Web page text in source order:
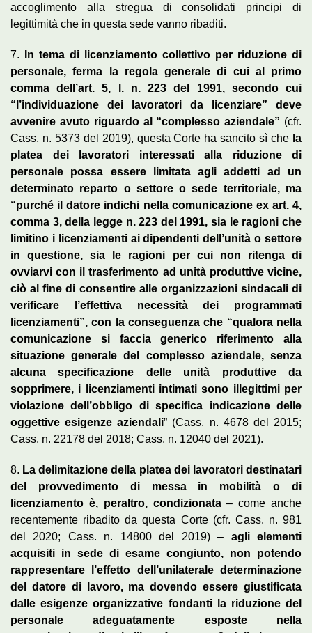
accoglimento alla stregua di consolidati principi di
legittimità che in questa sede vanno ribaditi.
7.
In tema di licenziamento collettivo per riduzione di
personale, ferma la regola generale di cui al primo
comma dell’art. 5, l. n. 223 del 1991, secondo cui
“l’individuazione dei lavoratori da licenziare” deve
avvenire avuto riguardo al “complesso aziendale” (cfr.
Cass. n. 5373 del 2019), questa Corte ha sancito sì che la
platea dei lavoratori interessati alla riduzione di
personale possa essere limitata agli addetti ad un
determinato reparto o settore o sede territoriale, ma
“purché il datore indichi nella comunicazione ex art. 4,
comma 3, della legge n. 223 del 1991, sia le ragioni che
limitino i licenziamenti ai dipendenti dell’unità o settore
in questione, sia le ragioni per cui non ritenga di
ovviarvi con il trasferimento ad unità produttive vicine,
ciò al fine di consentire alle organizzazioni sindacali di
verificare l’effettiva necessità dei programmati
licenziamenti”, con la conseguenza che “qualora nella
comunicazione si faccia generico riferimento alla
situazione generale del complesso aziendale, senza
alcuna specificazione delle unità produttive da
sopprimere, i licenziamenti intimati sono illegittimi per
violazione dell’obbligo di specifica indicazione delle
oggettive esigenze aziendali” (Cass. n. 4678 del 2015;
Cass. n. 22178 del 2018; Cass. n. 12040 del 2021).
8. La delimitazione della platea dei lavoratori destinatari
del provvedimento di messa in mobilità o di
licenziamento è, peraltro, condizionata– come anche
recentemente ribadito da questa Corte (cfr. Cass. n. 981
del 2020; Cass. n. 14800 del 2019) – agli elementi
acquisiti in sede di esame congiunto, non potendo
rappresentare l’effetto dell’unilaterale determinazione
del datore di lavoro, ma dovendo essere giustificata
dalle esigenze organizzative fondanti la riduzione del
personale adeguatamente esposte nella